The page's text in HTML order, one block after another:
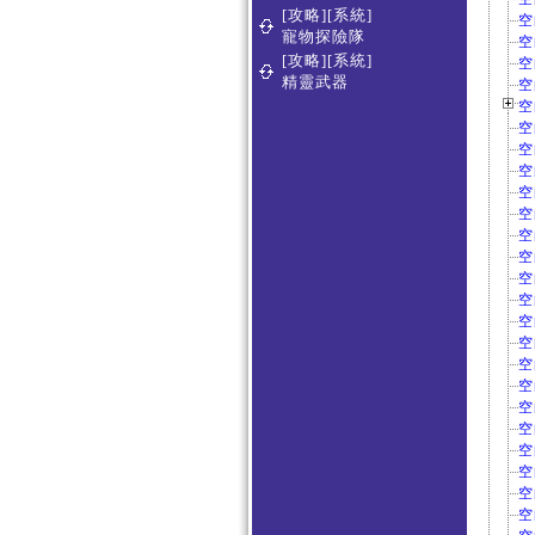
[攻略][系統]
寵物探險隊
[攻略][系統]
精靈武器